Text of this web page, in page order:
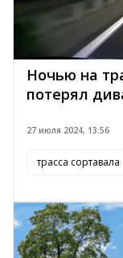
Ночью на
потерял
27 июля 2024, 13:56
трасса сортавала